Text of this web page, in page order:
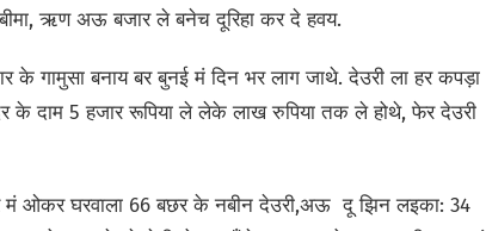
ऋण अऊ बजार ले बनेच दूरिहा कर दे हवय.
गामुसा बनाय बर बुनई मं दिन भर लाग जाथे. देउरी ला हर कपड़ा
के दाम 5 हजार रूपिया ले लेके लाख रुपिया तक ले होथे, फेर देउरी
मं ओकर घरवाला 66 बछर के नबीन देउरी,अऊ दू झिन लइका: 34